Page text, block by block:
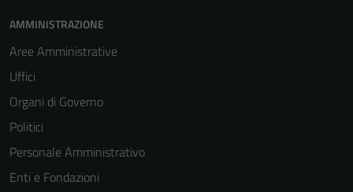
AMMINISTRAZIONE
Aree Amministrative
Uffici
Organi di Governo
Politici
Personale Amministrativo
Enti e Fondazioni